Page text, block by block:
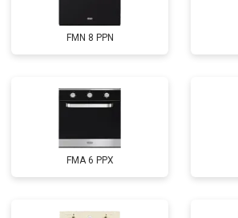
FMN 8 PPN
FMA 6 PPX